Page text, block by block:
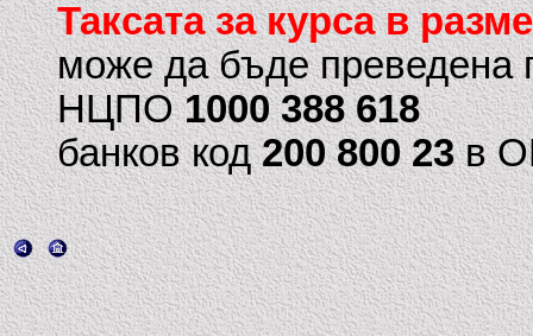
Таксата за курса в
може да бъде преведена
НЦПО1000 388 618
банков код200 800 23в